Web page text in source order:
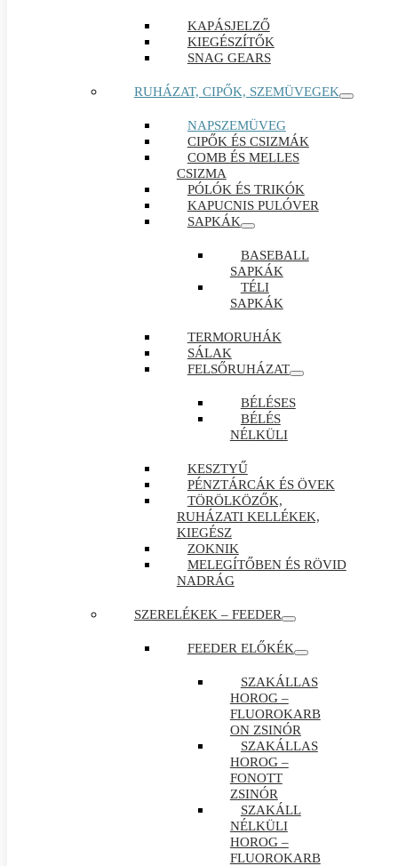
KAPÁSJELZŐ
KIEGÉSZÍTŐK
SNAG GEARS
RUHÁZAT, CIPŐK, SZEMÜVEGEK
NAPSZEMÜVEG
CIPŐK ÉS CSIZMÁK
COMB ÉS MELLES
CSIZMA
PÓLÓK ÉS TRIKÓK
KAPUCNIS PULÓVER
SAPKÁK
BASEBALL
SAPKÁK
TÉLI
SAPKÁK
TERMORUHÁK
SÁLAK
FELSŐRUHÁZAT
BÉLÉSES
BÉLÉS
NÉLKÜLI
KESZTYŰ
PÉNZTÁRCÁK ÉS ÖVEK
TÖRÖLKÖZŐK,
RUHÁZATI KELLÉKEK,
KIEGÉSZ
ZOKNIK
MELEGÍTŐBEN ÉS RÖVID
NADRÁG
SZERELÉKEK – FEEDER
FEEDER ELŐKÉK
SZAKÁLLAS
HOROG –
FLUOROKARB
ON ZSINÓR
SZAKÁLLAS
HOROG –
FONOTT
ZSINÓR
SZAKÁLL
NÉLKÜLI
HOROG –
FLUOROKARB